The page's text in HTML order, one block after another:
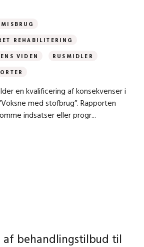
REHABILITERING
VIDEN RUSMIDLER
en kvalificering af konsekvenser i
med stofbrug”. Rapporten
indsatser eller progr...
behandlingstilbud til